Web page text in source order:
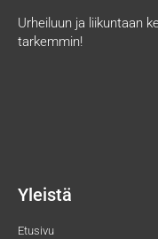
Urheiluun ja liikuntaan
tarkemmin!
Yleistä
Etusivu